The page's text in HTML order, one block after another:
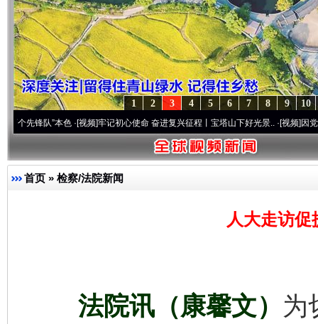
10
9
8
7
6
5
4
3
2
1
”本色·[视频]牢记初心使命 奋进复兴征程丨宝塔山下好光景..·[视频]因党而生 为党
首页 » 检察/法院新闻
人大走访
法院讯（康馨文） 为